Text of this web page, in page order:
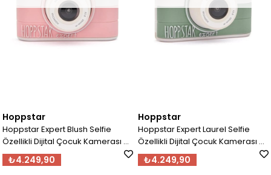
Hoppstar
Hoppstar Expert Blush Selfie
Özellikli Dijital Çocuk Kamerası -
Pembe 76894
₺4.249,90
Hoppstar
Hoppstar Expert Laurel Selfie
Özellikli Dijital Çocuk Kamerası -
Defne Yeşili 76896
₺4.249,90